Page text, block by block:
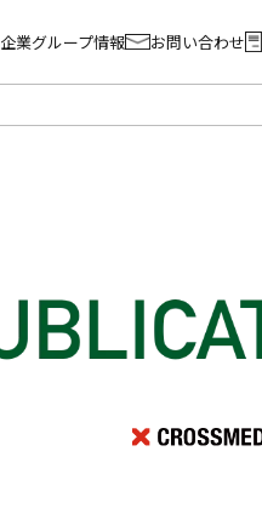
企業グループ情報 お問い合わせ